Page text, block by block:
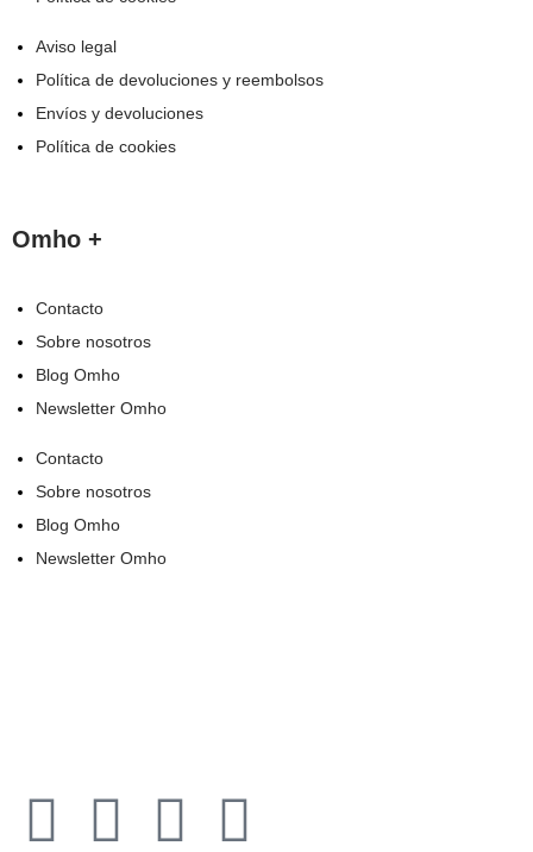
Aviso legal
Política de devoluciones y reembolsos
Envíos y devoluciones
Política de cookies
Omho +
Contacto
Sobre nosotros
Blog Omho
Newsletter Omho
Contacto
Sobre nosotros
Blog Omho
Newsletter Omho